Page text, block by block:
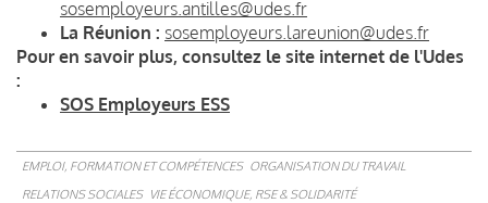
sosemployeurs.antilles@udes.fr
La Réunion : sosemployeurs.lareunion@udes.fr
Pour en savoir plus, consultez le site internet de l'Udes
:
SOS Employeurs ESS
EMPLOI, FORMATION ET COMPÉTENCES ORGANISATION DU TRAVAIL
RELATIONS SOCIALES VIE ÉCONOMIQUE, RSE & SOLIDARITÉ